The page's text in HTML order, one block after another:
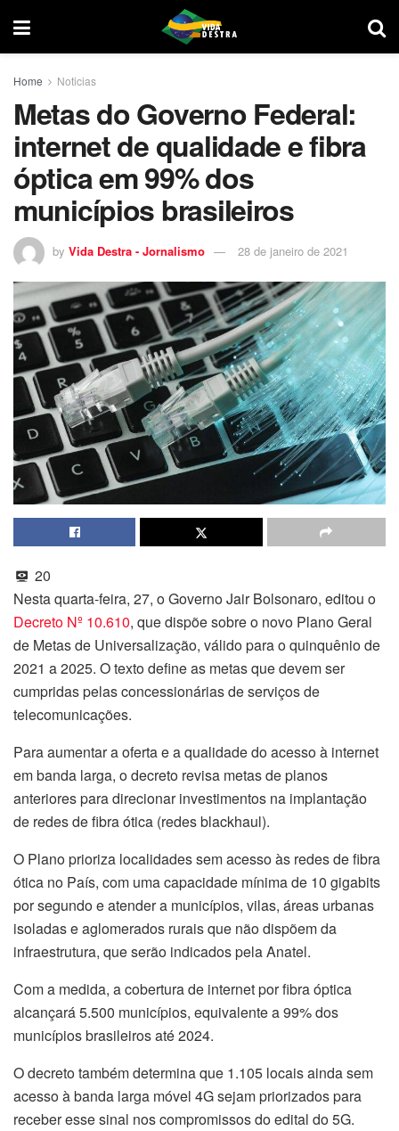
Home Noticias
Metas do Governo Federal:
internet de qualidade e fibra
óptica em 99% dos
municípios brasileiros
by Vida Destra - Jornalismo 28 de janeiro de 2021
20
Nesta quarta-feira, 27, o Governo Jair Bolsonaro, editou o
Decreto Nº 10.610, que dispõe sobre o novo Plano Geral
de Metas de Universalização, válido para o quinquênio de
2021 a 2025. O texto define as metas que devem ser
cumpridas pelas concessionárias de serviços de
telecomunicações.
Para aumentar a oferta e a qualidade do acesso à internet
em banda larga, o decreto revisa metas de planos
anteriores para direcionar investimentos na implantação
de redes de fibra ótica (redes blackhaul).
O Plano prioriza localidades sem acesso às redes de fibra
ótica no País, com uma capacidade mínima de 10 gigabits
por segundo e atender a municípios, vilas, áreas urbanas
isoladas e aglomerados rurais que não dispõem da
infraestrutura, que serão indicados pela Anatel.
Com a medida, a cobertura de internet por fibra óptica
alcançará 5.500 municípios, equivalente a 99% dos
municípios brasileiros até 2024.
O decreto também determina que 1.105 locais ainda sem
acesso à banda larga móvel 4G sejam priorizados para
receber esse sinal nos compromissos do edital do 5G.